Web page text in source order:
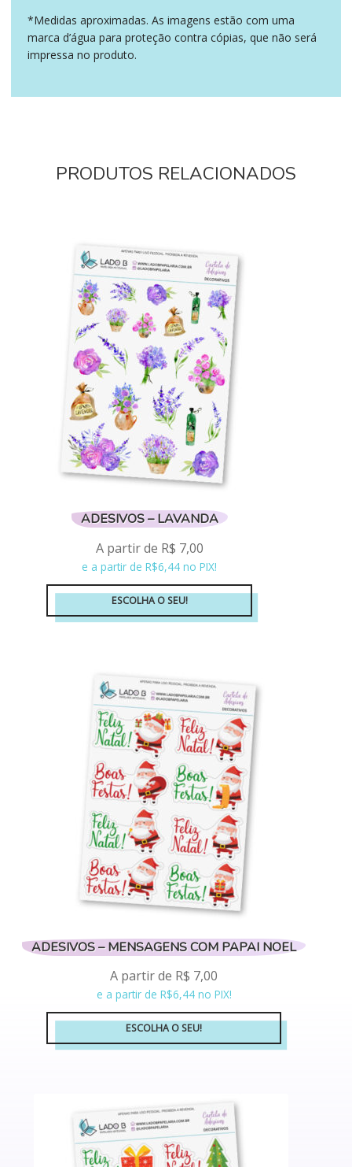
*Medidas aproximadas. As imagens estão com uma
marca d’água para proteção contra cópias, que não será
impressa no produto.
PRODUTOS RELACIONADOS
ADESIVOS – LAVANDA
A partir de R$ 7,00
e a partir de R$6,44 no PIX!
ESCOLHA O SEU!
Este
várias
variantes.
As
opções
podem
ser
escolhidas
na
página
do
produto
ADESIVOS – MENSAGENS COM PAPAI NOEL
A partir de R$ 7,00
e a partir de R$6,44 no PIX!
ESCOLHA O SEU!
Este
várias
variantes.
As
opções